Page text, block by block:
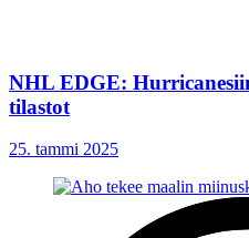
NHL EDGE:
tilastot
25. tammi 2025